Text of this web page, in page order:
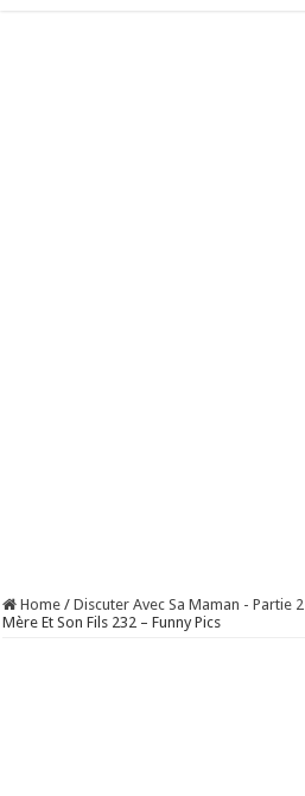
Home / Discuter Avec Sa Maman - Partie 2
Mère Et Son Fils 232 – Funny Pics